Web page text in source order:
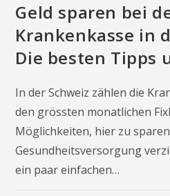
Geld sparen bei
Krankenkasse in
Die besten Tipps
In der Schweiz zählen die
den grössten monatlichen
Möglichkeiten, hier zu
Gesundheitsversorgung
ein paar einfachen…